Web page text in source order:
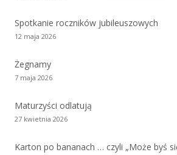
Spotkanie roczników jubileuszowych
12 maja 2026
Żegnamy
7 maja 2026
Maturzyści odlatują
27 kwietnia 2026
Karton po bananach … czyli „Może byś